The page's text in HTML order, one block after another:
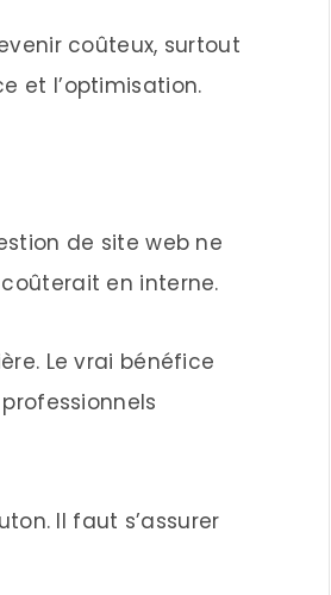
coûteux, surtout
et l’optimisation.
de site web ne
en interne.
Le vrai bénéfice
Il faut s’assurer